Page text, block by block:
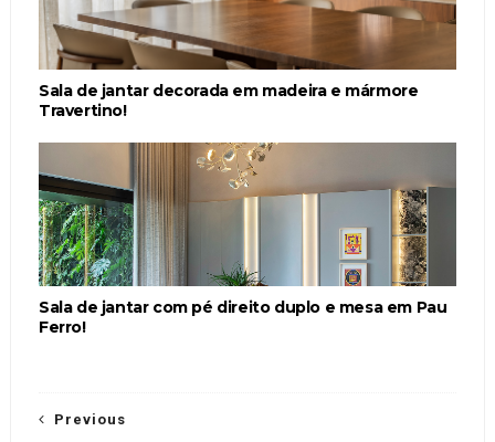
Sala de jantar decorada em madeira e mármore
Travertino!
Sala de jantar com pé direito duplo e mesa em Pau
Ferro!
Previous